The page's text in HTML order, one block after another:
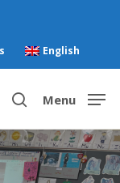
English
close
Menu